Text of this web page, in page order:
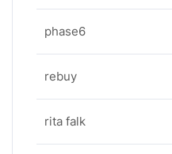
phase6
rebuy
rita falk